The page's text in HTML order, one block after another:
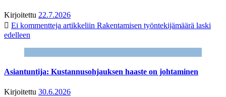
Kirjoitettu 22.7.2026
Ei kommentteja artikkeliin Rakentamisen työntekijämäärä laski
edelleen
Asiantuntija: Kustannusohjauksen haaste on johtaminen
Kirjoitettu 30.6.2026